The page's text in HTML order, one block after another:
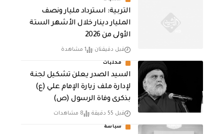
التربية: استرداد مليار ونصف
المليار دينار خلال الأشهر الستة
الأولى من 2026
قبل دقيقتان 1 مشاهدة
محليات
السيد الصدر يعلن تشكيل لجنة
لإدارة ملف زيارة الإمام علي (ع)
بذكرى وفاة الرسول (ص)
قبل 55 دقيقة 8 مشاهدات
سياسة